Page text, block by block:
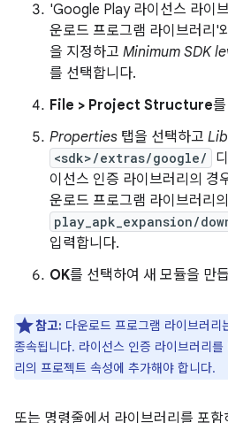
'Google Play 라이선스 라이
운로드 프로그램 라이브러리'
을 지정하고 Minimum SDK
를 선택합니다.
File > Project Structure
Properties 탭을 선택하고
<sdk>/extras/google/
이선스 인증 라이브러리의 경
운로드 프로그램 라이브러리
play_apk_expansion/
입력합니다.
OK를 선택하여 새 모듈을 만
참고: 다운로드 프로그램 라이브러리
종속됩니다. 라이선스 인증 라이브러리
리의 프로젝트 속성에 추가해야 합니다.
또는 명령줄에서 라이브러리를 포함